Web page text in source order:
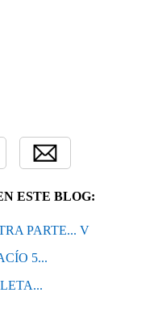
ESTE BLOG:
PARTE... V
5...